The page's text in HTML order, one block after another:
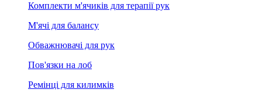
Комплекти м'ячиків для терапії рук
М'ячі для балансу
Обважнювачі для рук
Пов'язки на лоб
Ремінці для килимків